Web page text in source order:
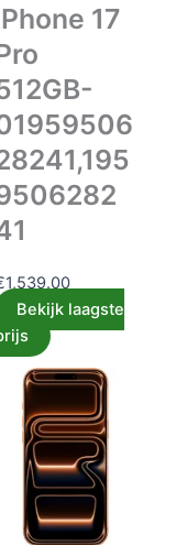
17
1,539.00
Bekijk laagste